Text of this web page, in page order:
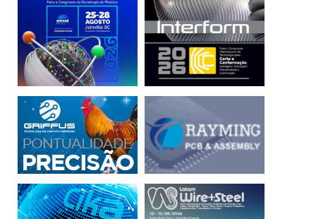
análise condição custo Dados
Máquina monitoramento operação